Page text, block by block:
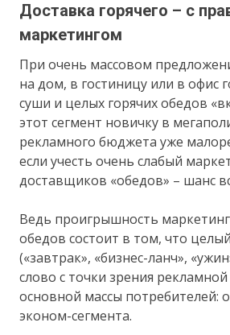
Доставка горячего – с
маркетингом
При очень массовом
на дом, в гостиницу или в офис
суши и целых горячих обедов
этот сегмент новичку в
рекламного бюджета уже
если учесть очень слабый
доставщиков «обедов» – шанс
Ведь проигрышность
обедов состоит в том, что
(«завтрак», «бизнес-ланч»,
слово с точки зрения
основной массы потребителей:
эконом-сегмента.